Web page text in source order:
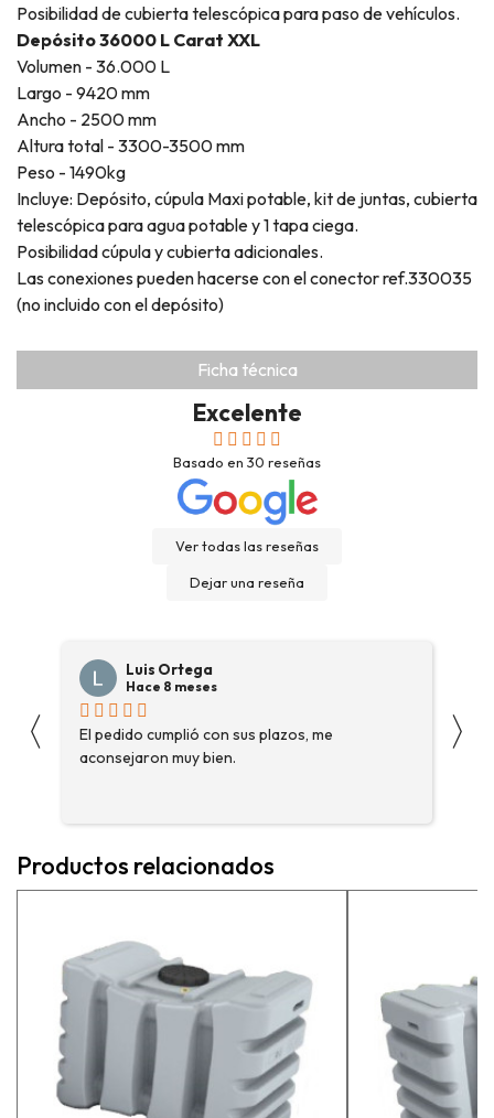
Ficha técnica
Posibilidad de cubierta telescópica para paso de vehículos.
Depósito 36000 L Carat XXL
Volumen - 36.000 L
Largo - 9420 mm
Ancho - 2500 mm
Altura total - 3300-3500 mm
Peso - 1490kg
Incluye: Depósito, cúpula Maxi potable, kit de juntas, cubierta
telescópica para agua potable y 1 tapa ciega.
Posibilidad cúpula y cubierta adicionales.
Las conexiones pueden hacerse con el conector ref.330035
(no incluido con el depósito)
Excelente
Basado en 30 reseñas
Ver todas las reseñas
Dejar una reseña
〈
Luis Ortega
Hace 8 meses
El pedido cumplió con sus plazos, me
aconsejaron muy bien.
〉
Productos relacionados